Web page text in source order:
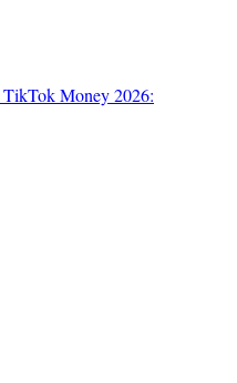
TikTok Money 2026: